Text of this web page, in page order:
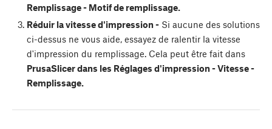
Remplissage - Motif de remplissage.
Réduir la vitesse d'impression -Si aucune des solutions
ci-dessus ne vous aide, essayez de ralentir la vitesse
d'impression du remplissage. Cela peut être fait dans
PrusaSlicer dans les Réglages d'impression - Vitesse -
Remplissage.